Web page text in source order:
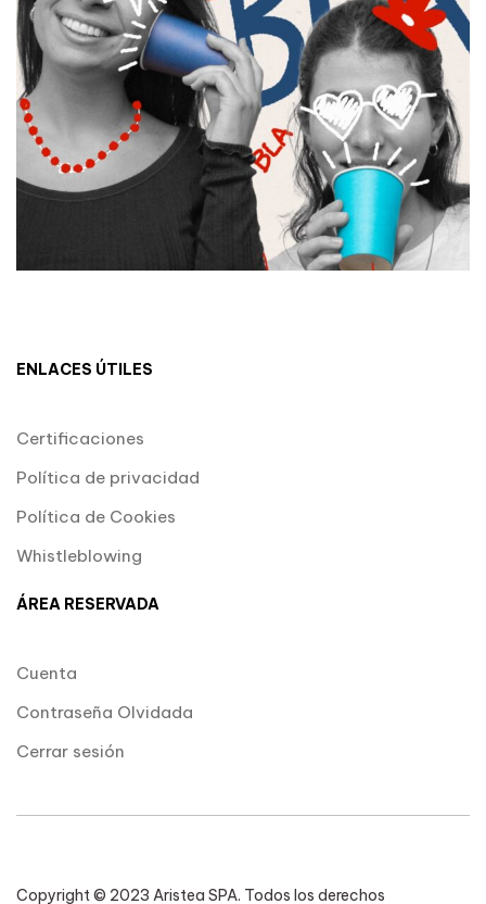
ENLACES ÚTILES
Certificaciones
Política de privacidad
Política de Cookies
Whistleblowing
ÁREA RESERVADA
Cuenta
Contraseña Olvidada
Cerrar sesión
Copyright © 2023 Aristea SPA. Todos los derechos